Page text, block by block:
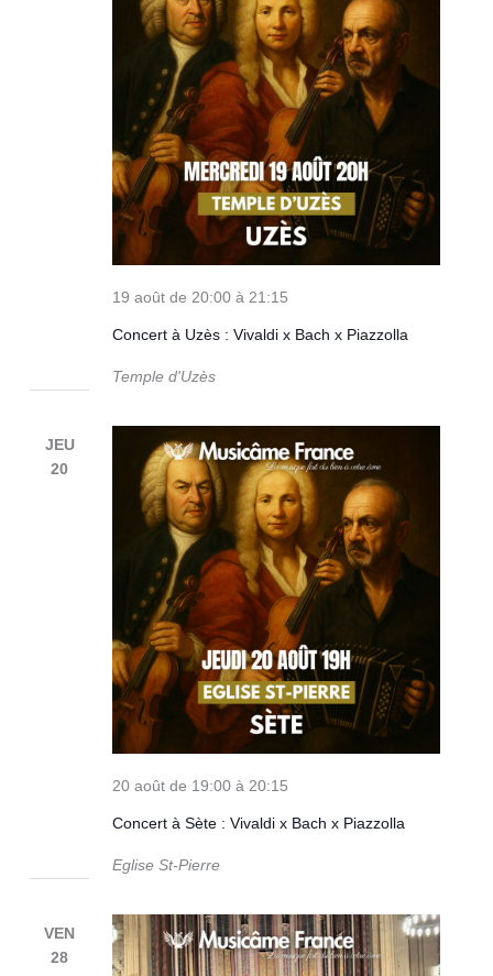
Concert à Uzès : Vivaldi x Bach x Piazzolla
19 août de 20:00 à21:15
Temple d'Uzès
JEU
20
Concert à Sète : Vivaldi x Bach x Piazzolla
20 août de 19:00 à 20:15
Eglise St-Pierre
VEN
28